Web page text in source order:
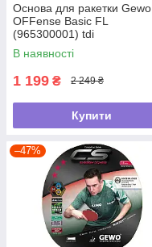
Основа для ракетки Gewo
OFFense Basic FL
(965300001) tdi
В наявності
1 199 ₴ 2 249 ₴
Купити
–47%